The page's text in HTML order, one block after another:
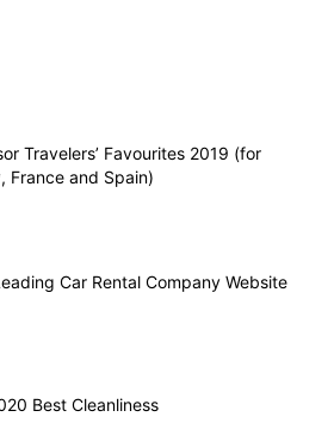
Travelers’ Favourites 2019 (for
France and Spain)
Car Rental Company Website
Best Cleanliness